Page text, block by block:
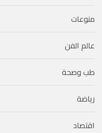
منوعات
عالم الفن
طب وصحة
رياضة
اقتصاد